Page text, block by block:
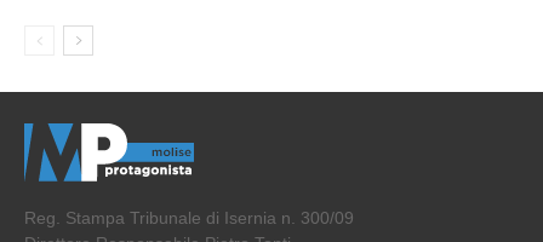
Reg. Stampa Tribunale di Isernia n. 300/09